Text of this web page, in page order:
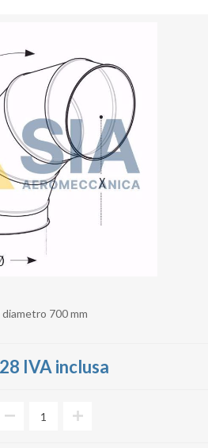
700 mm
IVA inclusa